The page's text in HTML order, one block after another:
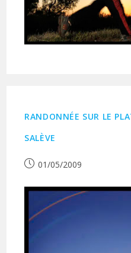
RANDONNÉE SUR LE
SALÈVE
Publication
01/05/2009